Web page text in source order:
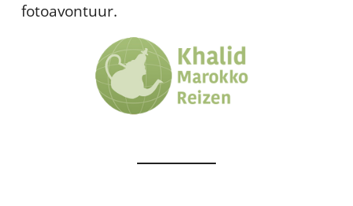
fotoavontuur.